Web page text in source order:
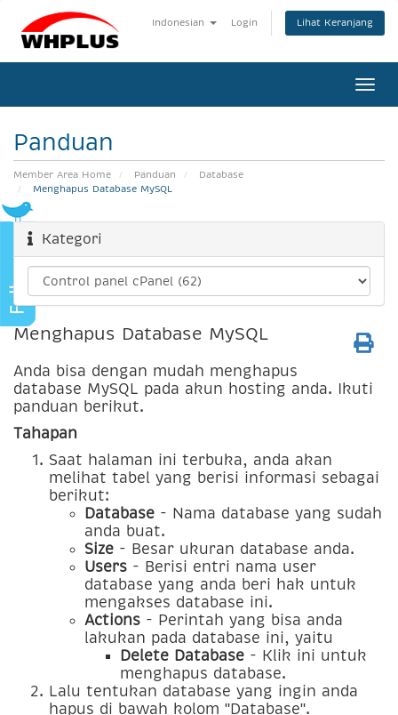
Indonesian Login Lihat Keranjang
Panduan
Member Area Home Panduan
Database
Menghapus Database MySQL
Kategori
Menghapus Database MySQL
Anda bisa dengan mudah menghapus
database MySQL pada akun hosting anda. Ikuti
panduan berikut.
Tahapan
Saat halaman ini terbuka, anda akan
melihat tabel yang berisi informasi sebagai
berikut:
Database - Nama database yang sudah
anda buat.
Size - Besar ukuran database anda.
Users - Berisi entri nama user
database yang anda beri hak untuk
mengakses database ini.
Actions - Perintah yang bisa anda
lakukan pada database ini, yaitu
Delete Database - Klik ini untuk
menghapus database.
Lalu tentukan database yang ingin anda
hapus di bawah kolom "Database".